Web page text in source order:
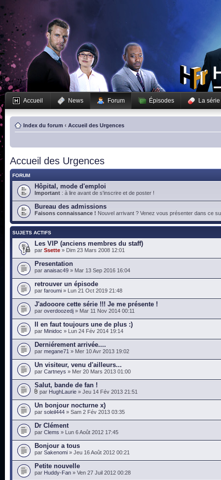
Accueil News Forum Épisodes La série
Index du forum ‹ Accueil des Urgences
Accueil des Urgences
FORUM
Hôpital, mode d'emploi
Important : à lire avant de s'inscrire et de poster !
Bureau des admissions
Faisons connaissance ! Nouvel arrivant ? Venez vous présenter dans ce
SUJETS ACTIFS
Les VIP (anciens membres du staff)
par Ssette » Dim 23 Mars 2008 12:01
Presentation
par anaisac49 » Mar 13 Sep 2016 16:04
retrouver un épisode
par faroumi » Lun 21 Oct 2019 21:48
J'adooore cette série !!! Je me présente !
par overdoozedj » Mar 11 Nov 2014 00:11
Il en faut toujours une de plus :)
par Minidoc » Lun 24 Fév 2014 19:14
Derniérement arrivée....
par megane71 » Mer 10 Avr 2013 19:02
Un visiteur, venu d'ailleurs...
par Cartneys » Mer 20 Mars 2013 01:00
Salut, bande de fan !
par HughLaurie » Jeu 14 Fév 2013 21:51
Un bonjour nocturne x)
par soleil444 » Sam 2 Fév 2013 03:35
Dr Clément
par Clems » Lun 6 Août 2012 17:45
Bonjour a tous
par Sakenomi » Jeu 16 Août 2012 00:21
Petite nouvelle
par Huddy-Fan » Ven 27 Juil 2012 00:28